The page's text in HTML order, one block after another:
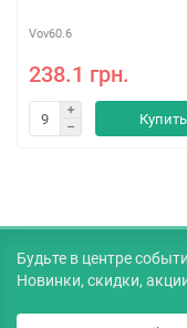
Vov60.6
238.1 грн.
Купить
Будьте в центре
Новинки, скидки,